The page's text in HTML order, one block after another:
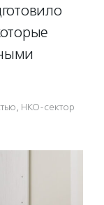
, НКО-сектор